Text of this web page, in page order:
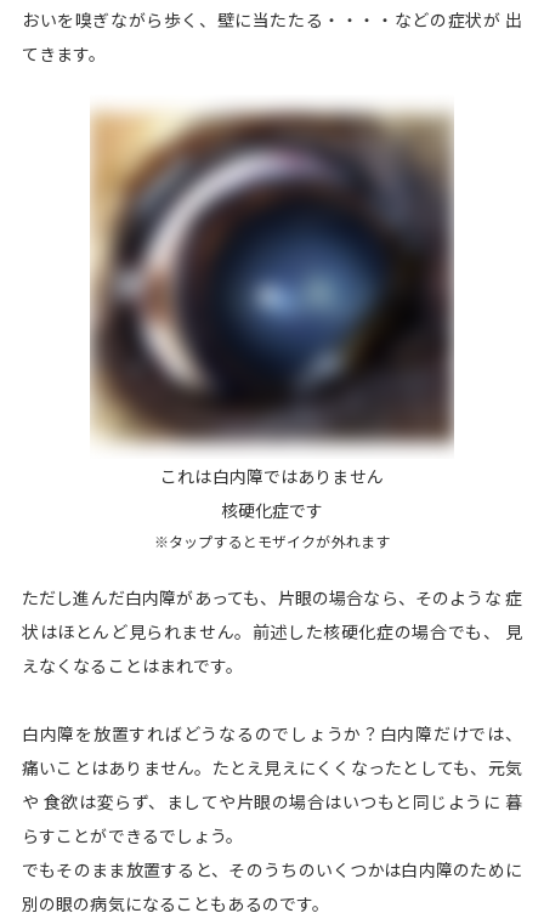
おいを嗅ぎながら歩く、壁に当たたる・・・・などの症状が 出
てきます。
これは白内障ではありません
核硬化症です
※タップするとモザイクが外れます
ただし進んだ白内障があっても、片眼の場合なら、そのような 症
状はほとんど見られません。前述した核硬化症の場合でも、 見
えなくなることはまれです。
白内障を放置すればどうなるのでしょうか？白内障だけでは、
痛いことはありません。たとえ見えにくくなったとしても、元気
や 食欲は変らず、ましてや片眼の場合はいつもと同じように 暮
らすことができるでしょう。
でもそのまま放置すると、そのうちのいくつかは白内障のために
別の眼の病気になることもあるのです。